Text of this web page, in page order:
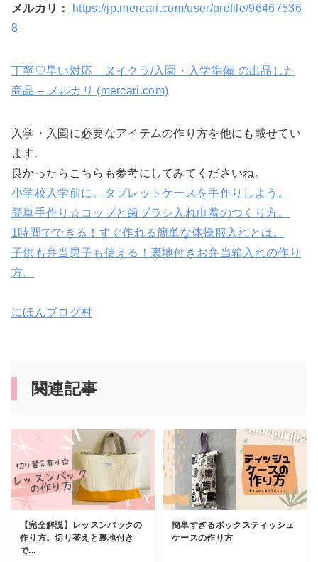
メルカリ：
https://jp.mercari.com/user/profile/96467536
8
丁寧♡早い対応 ヌイクラ/入園・入学準備 の出品した
商品 – メルカリ (mercari.com)
入学・入園に必要なアイテムの作り方を他にも載せてい
ます。
良かったらこちらも参考にしてみてくださいね。
小学校入学前に。タブレットケースを手作りしよう。
簡単手作り☆コップと歯ブラシ入れ巾着のつくり方。
1時間でできる！すぐ作れる簡単な体操服入れとは。
子供も弁当男子も使える！裏地付きお弁当箱入れの作り
方。
にほんブログ村
関連記事
【完全解説】レッスンバックの
作り方。切り替えと裏地付き
で...
簡単すぎるボックスティッシュ
ケースの作り方